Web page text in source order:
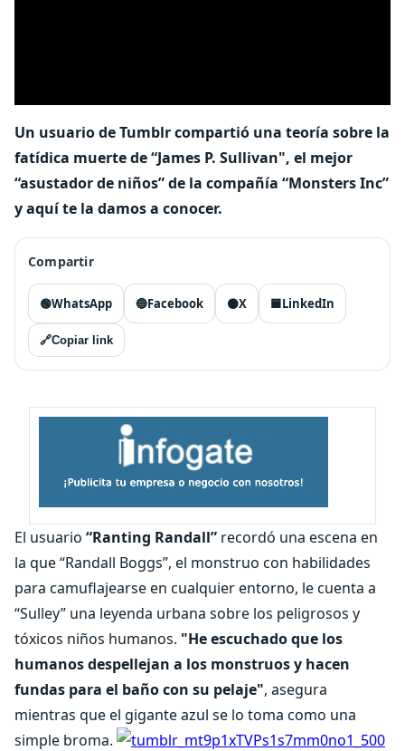
Un usuario de Tumblr compartió una teoría sobre la
fatídica muerte de “James P. Sullivan", el mejor
“asustador de niños” de la compañía “Monsters Inc”
y aquí te la damos a conocer.
Compartir
🟢WhatsApp 🔵Facebook ⚫X 🟦LinkedIn
🔗Copiar link
El usuario “Ranting Randall” recordó una escena en
la que “Randall Boggs”, el monstruo con habilidades
para camuflajearse en cualquier entorno, le cuenta a
“Sulley” una leyenda urbana sobre los peligrosos y
tóxicos niños humanos. "He escuchado que los
humanos despellejan a los monstruos y hacen
fundas para el baño con su pelaje", asegura
mientras que el gigante azul se lo toma como una
simple broma.